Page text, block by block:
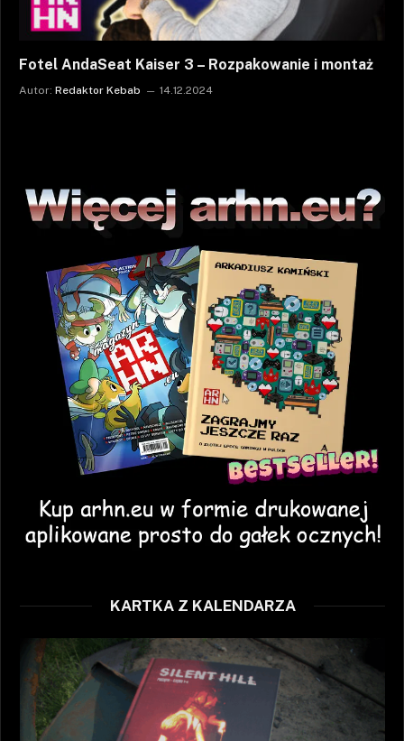
Fotel AndaSeat Kaiser 3 – Rozpakowanie i montaż
Autor: Redaktor Kebab 14.12.2024
KARTKA Z KALENDARZA